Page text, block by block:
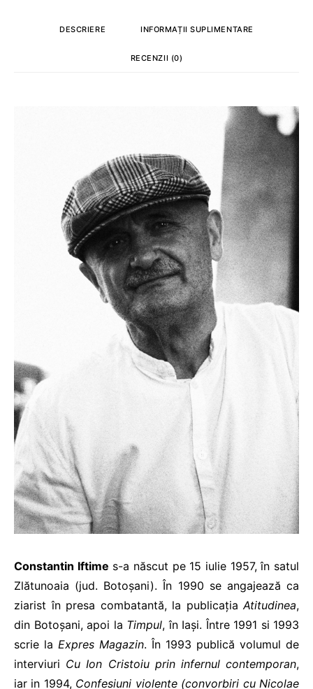
DESCRIERE INFORMAȚII SUPLIMENTARE
RECENZII (0)
Constantin Iftime s-a născut pe 15 iulie 1957, în satul
Zlătunoaia (jud. Botoșani). În 1990 se angajează ca
ziarist în presa combatantă, la publicațiaAtitudinea,
din Botoșani, apoi la Timpul, în Iași. Între 1991 si 1993
scrie la Expres Magazin. În 1993 publică volumul de
interviuri Cu Ion Cristoiu prin infernul contemporan,
iar in 1994, Confesiuni violente (convorbiri cu Nicolae